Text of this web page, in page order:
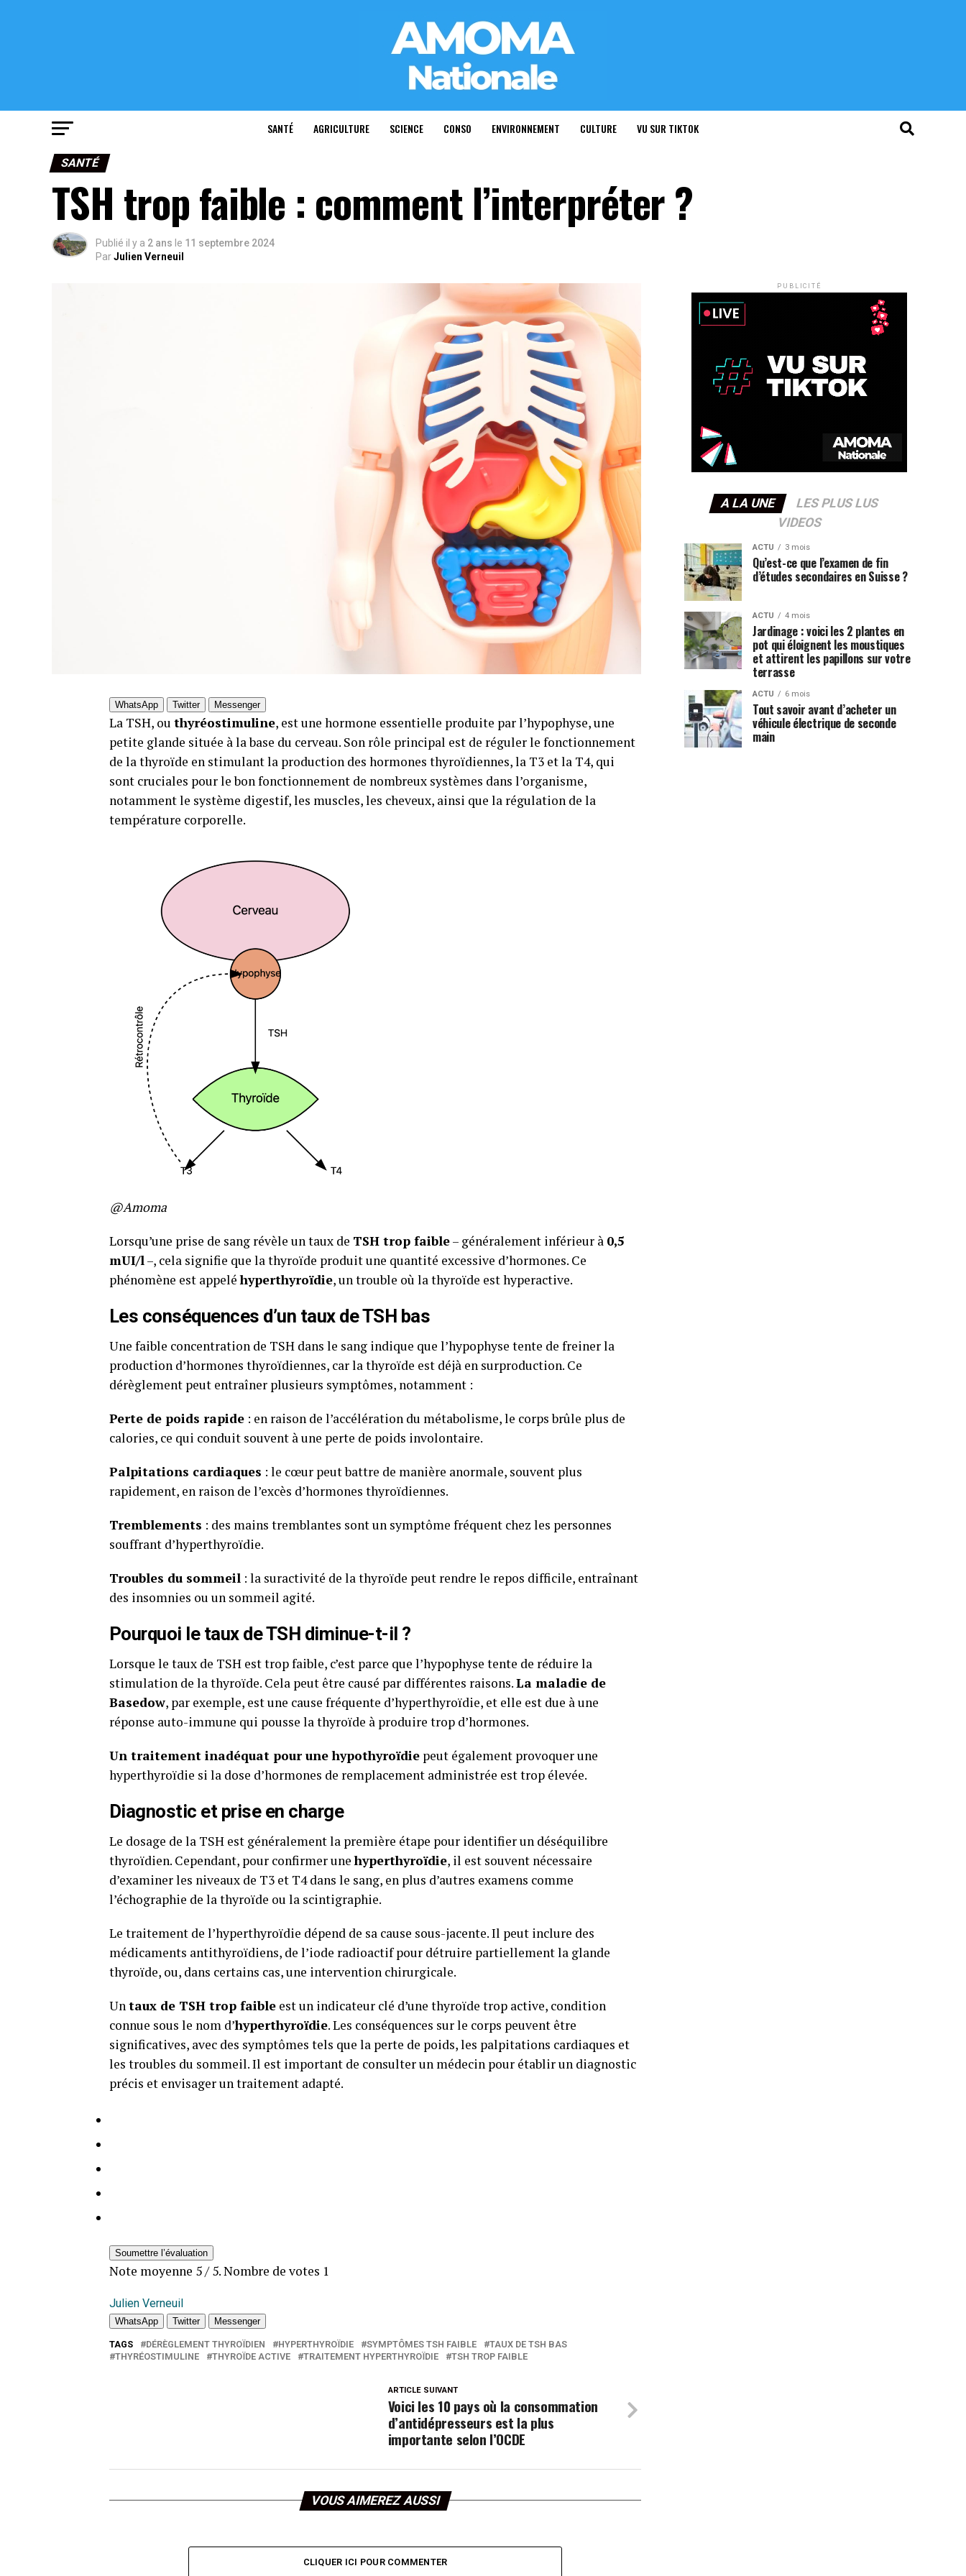
SANTÉ AGRICULTURE SCIENCE CONSO ENVIRONNEMENT CULTURE VU SUR TIKTOK
SANTÉ
TSH trop faible : comment l’interpréter ?
Publié il y a 2 ans le 11 septembre 2024
ParJulien Verneuil
WhatsApp Twitter Messenger
La TSH, ou thyréostimuline, est une hormone essentielle produite par l’hypophyse, une
petite glande située à la base du cerveau. Son rôle principal est de réguler le fonctionnement
de la thyroïde en stimulant la production des hormones thyroïdiennes, la T3 et la T4, qui
sont cruciales pour le bon fonctionnement de nombreux systèmes dans l’organisme,
notamment le système digestif, les muscles, les cheveux, ainsi que la régulation de la
température corporelle.
@Amoma
Lorsqu’une prise de sang révèle un taux de TSH trop faible– généralement inférieur à 0,5
mUI/l–, cela signifie que la thyroïde produit une quantité excessive d’hormones. Ce
phénomène est appeléhyperthyroïdie, un trouble où la thyroïde est hyperactive.
Les conséquences d’un taux de TSH bas
Une faible concentration de TSH dans le sang indique que l’hypophyse tente de freiner la
production d’hormones thyroïdiennes, car la thyroïde est déjà en surproduction. Ce
dérèglement peut entraîner plusieurs symptômes, notamment :
Perte de poids rapide : en raison de l’accélération du métabolisme, le corps brûle plus de
calories, ce qui conduit souvent à une perte de poids involontaire.
Palpitations cardiaques : le cœur peut battre de manière anormale, souvent plus
rapidement, en raison de l’excès d’hormones thyroïdiennes.
Tremblements : des mains tremblantes sont un symptôme fréquent chez les personnes
souffrant d’hyperthyroïdie.
Troubles du sommeil : la suractivité de la thyroïde peut rendre le repos difficile, entraînant
des insomnies ou un sommeil agité.
Pourquoi le taux de TSH diminue-t-il ?
Lorsque le taux de TSH est trop faible, c’est parce que l’hypophyse tente de réduire la
stimulation de la thyroïde. Cela peut être causé par différentes raisons.La maladie de
Basedow, par exemple, est une cause fréquente d’hyperthyroïdie, et elle est due à une
réponse auto-immune qui pousse la thyroïde à produire trop d’hormones.
Un traitement inadéquat pour une hypothyroïdie peut également provoquer une
hyperthyroïdie si la dose d’hormones de remplacement administrée est trop élevée.
Diagnostic et prise en charge
Le dosage de la TSH est généralement la première étape pour identifier un déséquilibre
thyroïdien. Cependant, pour confirmer unehyperthyroïdie, il est souvent nécessaire
d’examiner les niveaux de T3 et T4 dans le sang, en plus d’autres examens comme
l’échographie de la thyroïde ou la scintigraphie.
Le traitement de l’hyperthyroïdie dépend de sa cause sous-jacente. Il peut inclure des
médicaments antithyroïdiens, de l’iode radioactif pour détruire partiellement la glande
thyroïde, ou, dans certains cas, une intervention chirurgicale.
Untaux de TSH trop faible est un indicateur clé d’une thyroïde trop active, condition
connue sous le nom d’hyperthyroïdie. Les conséquences sur le corps peuvent être
significatives, avec des symptômes tels que la perte de poids, les palpitations cardiaques et
les troubles du sommeil. Il est important de consulter un médecin pour établir un diagnostic
précis et envisager un traitement adapté.
Soumettre l’évaluation
Note moyenne 5/ 5. Nombre de votes 1
Julien Verneuil
WhatsApp Twitter Messenger
TAGS DÉRÈGLEMENT THYROÏDIEN HYPERTHYROÏDIE SYMPTÔMES TSH FAIBLE
TAUX DE TSH BAS
THYRÉOSTIMULINE
THYROÏDE ACTIVE TRAITEMENT HYPERTHYROÏDIE TSH TROP FAIBLE
ARTICLE SUIVANT
Voici les 10 pays où la consommation
d’antidépresseurs est la plus
importante selon l’OCDE
VOUS AIMEREZ AUSSI
CLIQUER ICI POUR COMMENTER
PUBLICITÉ
A LA UNE
LES PLUS LUS
VIDEOS
ACTU 3 mois
Qu’est-ce que l’examen de fin
d’études secondaires en Suisse ?
ACTU 4 mois
Jardinage : voici les 2 plantes en
pot qui éloignent les moustiques
et attirent les papillons sur votre
terrasse
ACTU 6 mois
Tout savoir avant d’acheter un
véhicule électrique de seconde
main